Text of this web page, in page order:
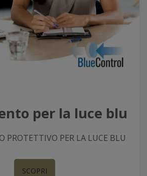
per la luce blu
PROTETTIVO PER LA LUCE BLU
SCOPRI